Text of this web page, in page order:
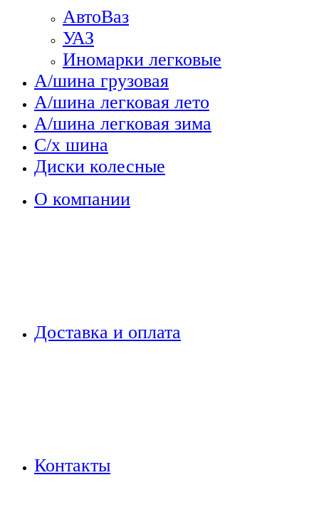
АвтоВаз
УАЗ
Иномарки легковые
А/шина грузовая
А/шина легковая лето
А/шина легковая зима
С/х шина
Диски колесные
О компании
Доставка и оплата
Контакты